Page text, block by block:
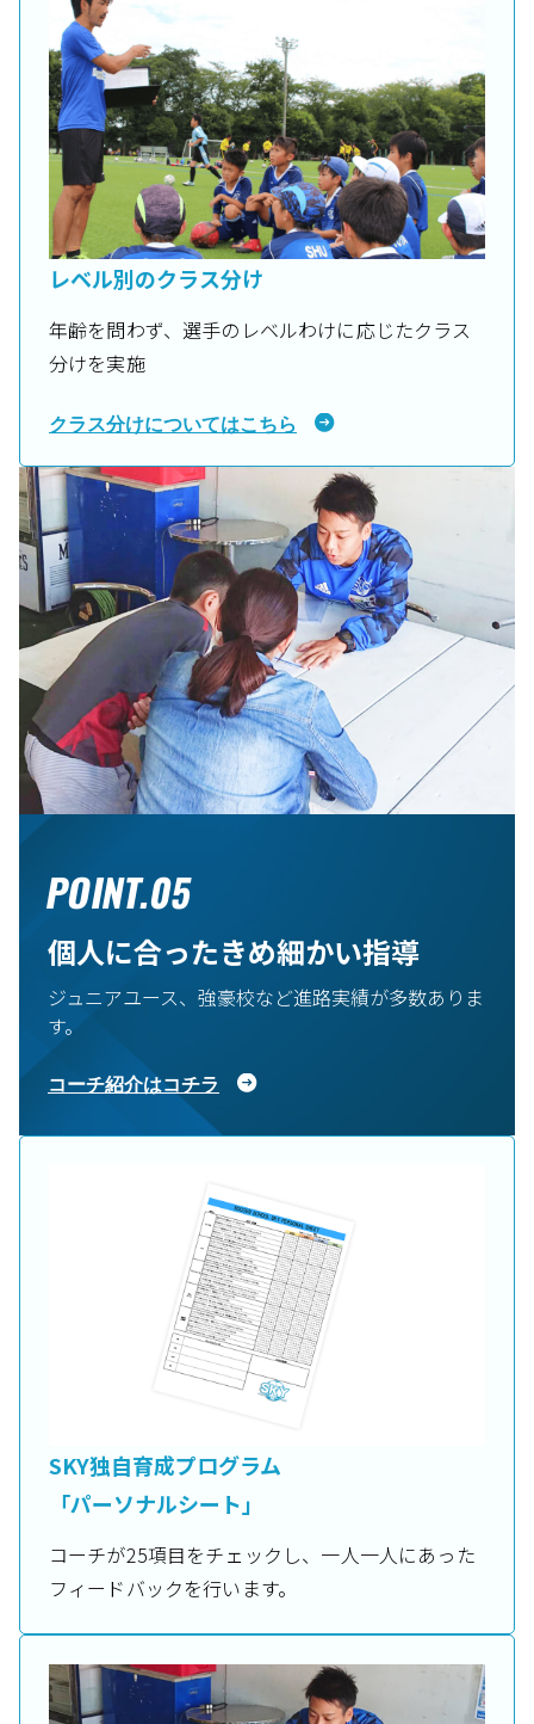
レベル別のクラス分け
年齢を問わず、選手のレベルわけに応じたクラス
分けを実施
クラス分けについてはこちら
POINT.05
個人に合ったきめ細かい指導
ジュニアユース、強豪校など進路実績が多数ありま
す。
コーチ紹介はコチラ
SKY独自育成プログラム
「パーソナルシート」
コーチが25項目をチェックし、一人一人にあった
フィードバックを行います。